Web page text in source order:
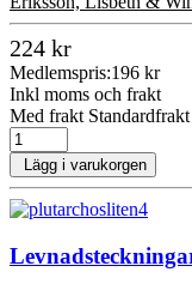
224 kr
Medlemspris:196 kr
Inkl moms och frakt
Med frakt
Lägg i varukorgen